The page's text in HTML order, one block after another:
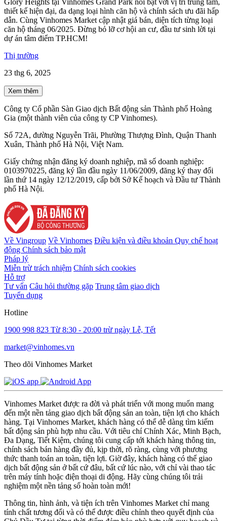
thiết kế hiện đại, đa dạng loại hình căn hộ và chính sách ưu đãi hấp
dẫn. Cùng Vinhomes Market cập nhật giá bán, diện tích từng loại
căn hộ tháng 06/2025. Đừng bỏ lỡ cơ hội an cư, đầu tư sinh lời tại
dự án tâm điểm TP.HCM!
Thị trường
23 thg 6, 2025
Xem thêm
Công ty Cổ phần Sàn Giao dịch Bất động sản Thành phố Hoàng
Gia (một thành viên của công ty CP Vinhomes).
Số 72A, đường Nguyễn Trãi, Phường Thượng Đình, Quận Thanh
Xuân, Thành phố Hà Nội, Việt Nam.
Giấy chứng nhận đăng ký doanh nghiệp, mã số doanh nghiệp:
0103970225, đăng ký lần đầu ngày 11/06/2009, đăng ký thay đổi
lần thứ 14 ngày 12/12/2019, cấp bởi Sở Kế hoạch và Đầu tư Thành
phố Hà Nội.
Về Vingroup Về Vinhomes Điều kiện và điều khoản Quy chế hoạt
động Chính sách bảo mật
Pháp lý
Miễn trừ trách nhiệm Chính sách cookies
Hỗ trợ
Tư vấn Câu hỏi thường gặp Trung tâm giao dịch
Tuyển dụng
Hotline
1900 998 823 Từ 8:30 - 20:00 trừ ngày Lễ, Tết
market@vinhomes.vn
Theo dõi Vinhomes Market
Vinhomes Market được ra đời và phát triển với mong muốn mang
đến một nền tảng giao dịch bất động sản an toàn, tiện lợi cho khách
hàng. Tại Vinhomes Market, khách hàng có thể dễ dàng tìm kiếm
bất động sản phù hợp nhu cầu. Với tiêu chí Chính Xác, Minh Bạch,
Đa Dạng, Tiết Kiệm, chúng tôi cung cấp tới khách hàng thông tin,
chính sách bán hàng đầy đủ, kịp thời, rõ ràng, cùng với phương
thức thanh toán an toàn, tiện lợi. Giờ đây, khách hàng có thể giao
dịch bất động sản ở bất cứ đâu, bất cứ lúc nào, với chỉ vài thao tác
trên máy tính hoặc điện thoại di động. Hãy cùng chúng tôi trải
nghiệm một nền tảng số hoàn toàn mới!
Thông tin, hình ảnh, và tiện ích trên Vinhomes Market chỉ mang
tính chất tương đối và có thể được điều chỉnh theo quyết định của